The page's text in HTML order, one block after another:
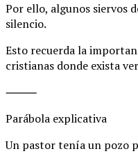
Por ello, algunos siervos
silencio.
Esto recuerda la
cristianas donde exista
⸻
Parábola explicativa
Un pastor tenía un pozo